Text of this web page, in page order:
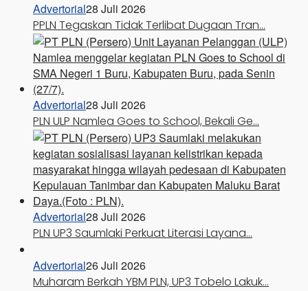
Advertorial28 Juli 2026
PPLN Tegaskan Tidak Terlibat Dugaan Tran…
Advertorial28 Juli 2026
PLN ULP Namlea Goes to School, Bekali Ge…
Advertorial28 Juli 2026
PLN UP3 Saumlaki Perkuat Literasi Layana…
Advertorial26 Juli 2026
Muharam Berkah YBM PLN, UP3 Tobelo Lakuk…